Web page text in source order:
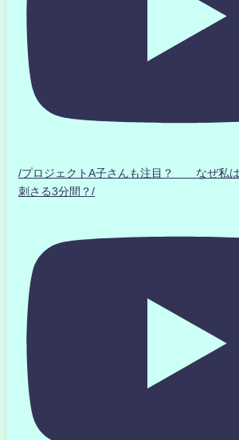
/プロジェクトA子さんも注目？ なぜ私は
刺さる3分間？/